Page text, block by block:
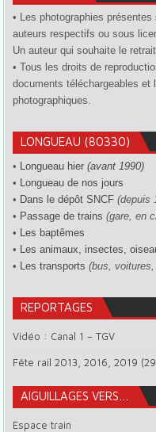
• Les photographies
auteurs respectifs ou sous
Un auteur qui souhaite le
• Tous les droits de
documents téléchargeables et
photographiques.
LONGUEAU (80330)
• Longueau hier (avant 1990)
•
Longueau de nos jours
• Dans le dépôt SNCF (depuis
• Passage de trains (gare, en
•
Les baptêmes
•
Les animaux, insectes,
•
Les transports (bus,
REPORTAGES
Vidéo : Canal 1 – TGV
Fête rail 2013, 2016, 2019
AIGUILLAGES VERS…
Espace train